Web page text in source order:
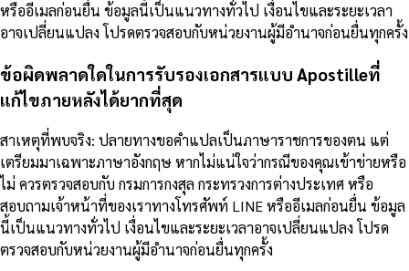
หรืออีเมลก่อนยื่น ข้อมูลนี้เป็นแนวทางทั่วไป เงื่อนไขและระยะเวลา
อาจเปลี่ยนแปลง โปรดตรวจสอบกับหน่วยงานผู้มีอำนาจก่อนยื่นทุกครั้ง
ข้อผิดพลาดใดในการรับรองเอกสารแบบ Apostilleที่
แก้ไขภายหลังได้ยากที่สุด
สาเหตุที่พบจริง: ปลายทางขอคำแปลเป็นภาษาราชการของตน แต่
เตรียมมาเฉพาะภาษาอังกฤษ หากไม่แน่ใจว่ากรณีของคุณเข้าข่ายหรือ
ไม่ ควรตรวจสอบกับ กรมการกงสุล กระทรวงการต่างประเทศ หรือ
สอบถามเจ้าหน้าที่ของเราทางโทรศัพท์ LINE หรืออีเมลก่อนยื่น ข้อมูล
นี้เป็นแนวทางทั่วไป เงื่อนไขและระยะเวลาอาจเปลี่ยนแปลง โปรด
ตรวจสอบกับหน่วยงานผู้มีอำนาจก่อนยื่นทุกครั้ง